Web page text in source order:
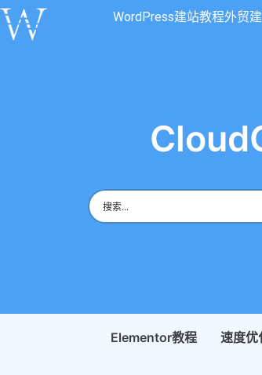
WordPress建站教程外贸
Elementor教程 速度优